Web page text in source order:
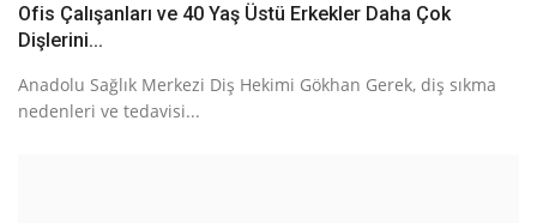
Ofis Çalışanları ve 40 Yaş Üstü Erkekler Daha Çok
Dişlerini...
Anadolu Sağlık Merkezi Diş Hekimi Gökhan Gerek, diş sıkma
nedenleri ve tedavisi...